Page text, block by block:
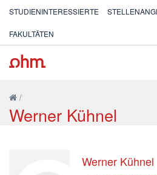
STUDIENINTERESSIERTE
FAKULTÄTEN
/
Werner Kühnel
Werner Kühnel